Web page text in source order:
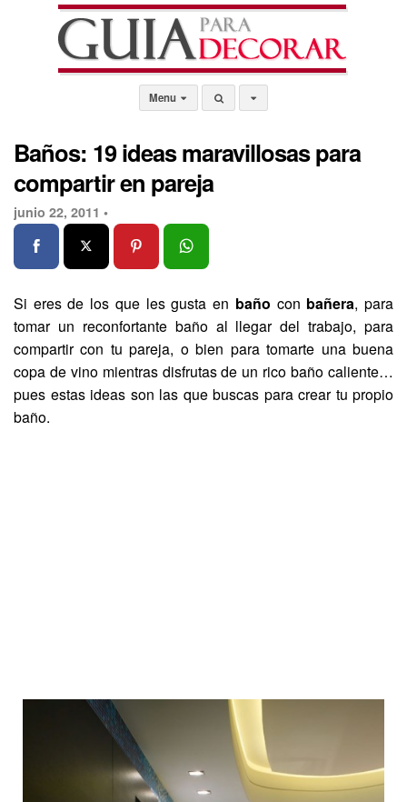
Menu
Baños: 19 ideas maravillosas para
compartir en pareja
junio 22, 2011 •
Si eres de los que les gusta en baño con bañera, para
tomar un reconfortante baño al llegar del trabajo, para
compartir con tu pareja, o bien para tomarte una buena
copa de vino mientras disfrutas de un rico baño caliente…
pues estas ideas son las que buscas para crear tu propio
baño.